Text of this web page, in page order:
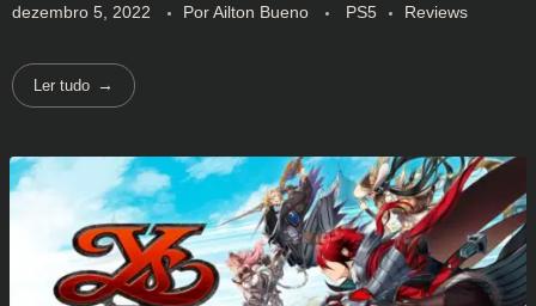
dezembro 5, 2022 PorAilton Bueno PS5 Reviews
Ler tudo